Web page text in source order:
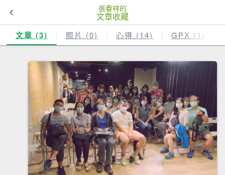
張春祥的
文章收藏
文章 (3) 照片 (0) 心得 (14) GPX (1)